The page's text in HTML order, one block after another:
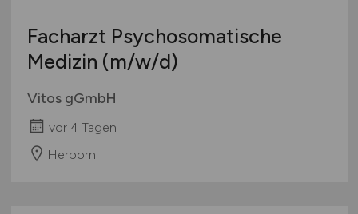
Facharzt Psychosomatische
Medizin (m/w/d)
Vitos gGmbH
vor 4 Tagen
Herborn